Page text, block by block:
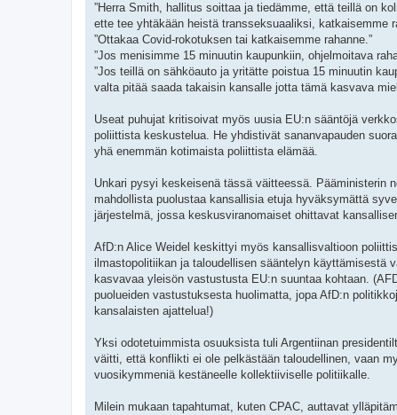
”Herra Smith, hallitus soittaa ja tiedämme, että teillä on
ette tee yhtäkään heistä transseksuaaliksi, katkaisemme
”Ottakaa Covid-rokotuksen tai katkaisemme rahanne.”
”Jos menisimme 15 minuutin kaupunkiin, ohjelmoitava
”Jos teillä on sähköauto ja yritätte poistua 15 minuutin
valta pitää saada takaisin kansalle jotta tämä kasvava
Useat puhujat kritisoivat myös uusia EU:n sääntöjä
poliittista keskustelua. He yhdistivät sananvapauden
yhä enemmän kotimaista poliittista elämää.
Unkari pysyi keskeisenä tässä väitteessä. Pääministerin
mahdollista puolustaa kansallisia etuja hyväksymättä
järjestelmä, jossa keskusviranomaiset ohittavat
AfD:n Alice Weidel keskittyi myös kansallisvaltioon
ilmastopolitiikan ja taloudellisen sääntelyn käyttämisestä
kasvavaa yleisön vastustusta EU:n suuntaa kohtaan.
puolueiden vastustuksesta huolimatta, jopa AfD:n
kansalaisten ajattelua!)
Yksi odotetuimmista osuuksista tuli Argentiinan
väitti, että konflikti ei ole pelkästään taloudellinen, vaan
vuosikymmeniä kestäneelle kollektiiviselle politiikalle.
Milein mukaan tapahtumat, kuten CPAC, auttavat